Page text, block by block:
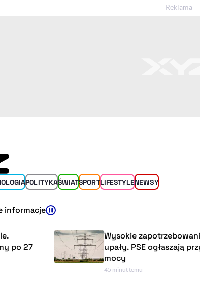
POLITYKAŚWIATSPORTLIFESTYLENEWSY
informacje
Wysokie zapotrzebowanie na
upały. PSE ogłaszają
mocy
45 minut temu